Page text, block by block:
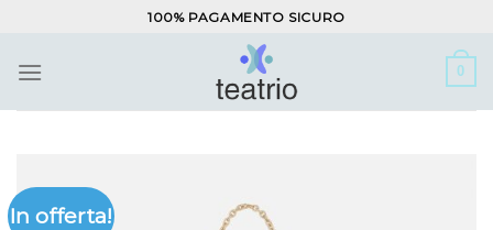
contenuti
100% PAGAMENTO SICURO
0
In offerta!